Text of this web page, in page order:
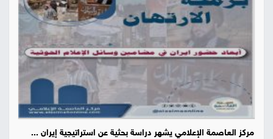
مركز العاصمة الإعلامي يشهر دراسة بحثية عن استراتيجية إيران ...